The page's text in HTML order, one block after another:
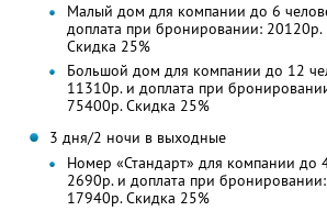
Малый дом для компании до 6
доплата при бронировании: 20120р.
Скидка 25%
Большой дом для компании до 12
11310р. и доплата при
75400р. Скидка 25%
3 дня/2 ночи в выходные
Номер «Стандарт» для компании до
2690р. и доплата при
17940р. Скидка 25%